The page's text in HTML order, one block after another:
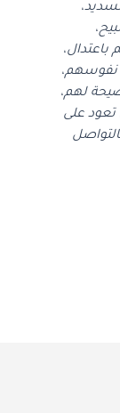
باعتدال،
نفوسهم،
لهم،
تعود على